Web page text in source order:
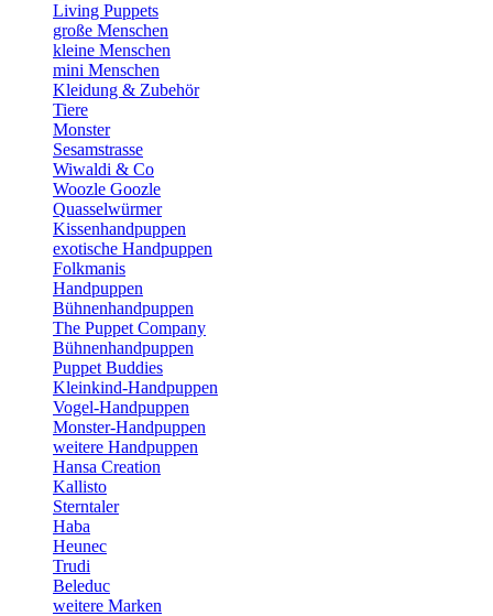
Living Puppets
große Menschen
kleine Menschen
mini Menschen
Kleidung & Zubehör
Tiere
Monster
Sesamstrasse
Wiwaldi & Co
Woozle Goozle
Quasselwürmer
Kissenhandpuppen
exotische Handpuppen
Folkmanis
Handpuppen
Bühnenhandpuppen
The Puppet Company
Bühnenhandpuppen
Puppet Buddies
Kleinkind-Handpuppen
Vogel-Handpuppen
Monster-Handpuppen
weitere Handpuppen
Hansa Creation
Kallisto
Sterntaler
Haba
Heunec
Trudi
Beleduc
weitere Marken